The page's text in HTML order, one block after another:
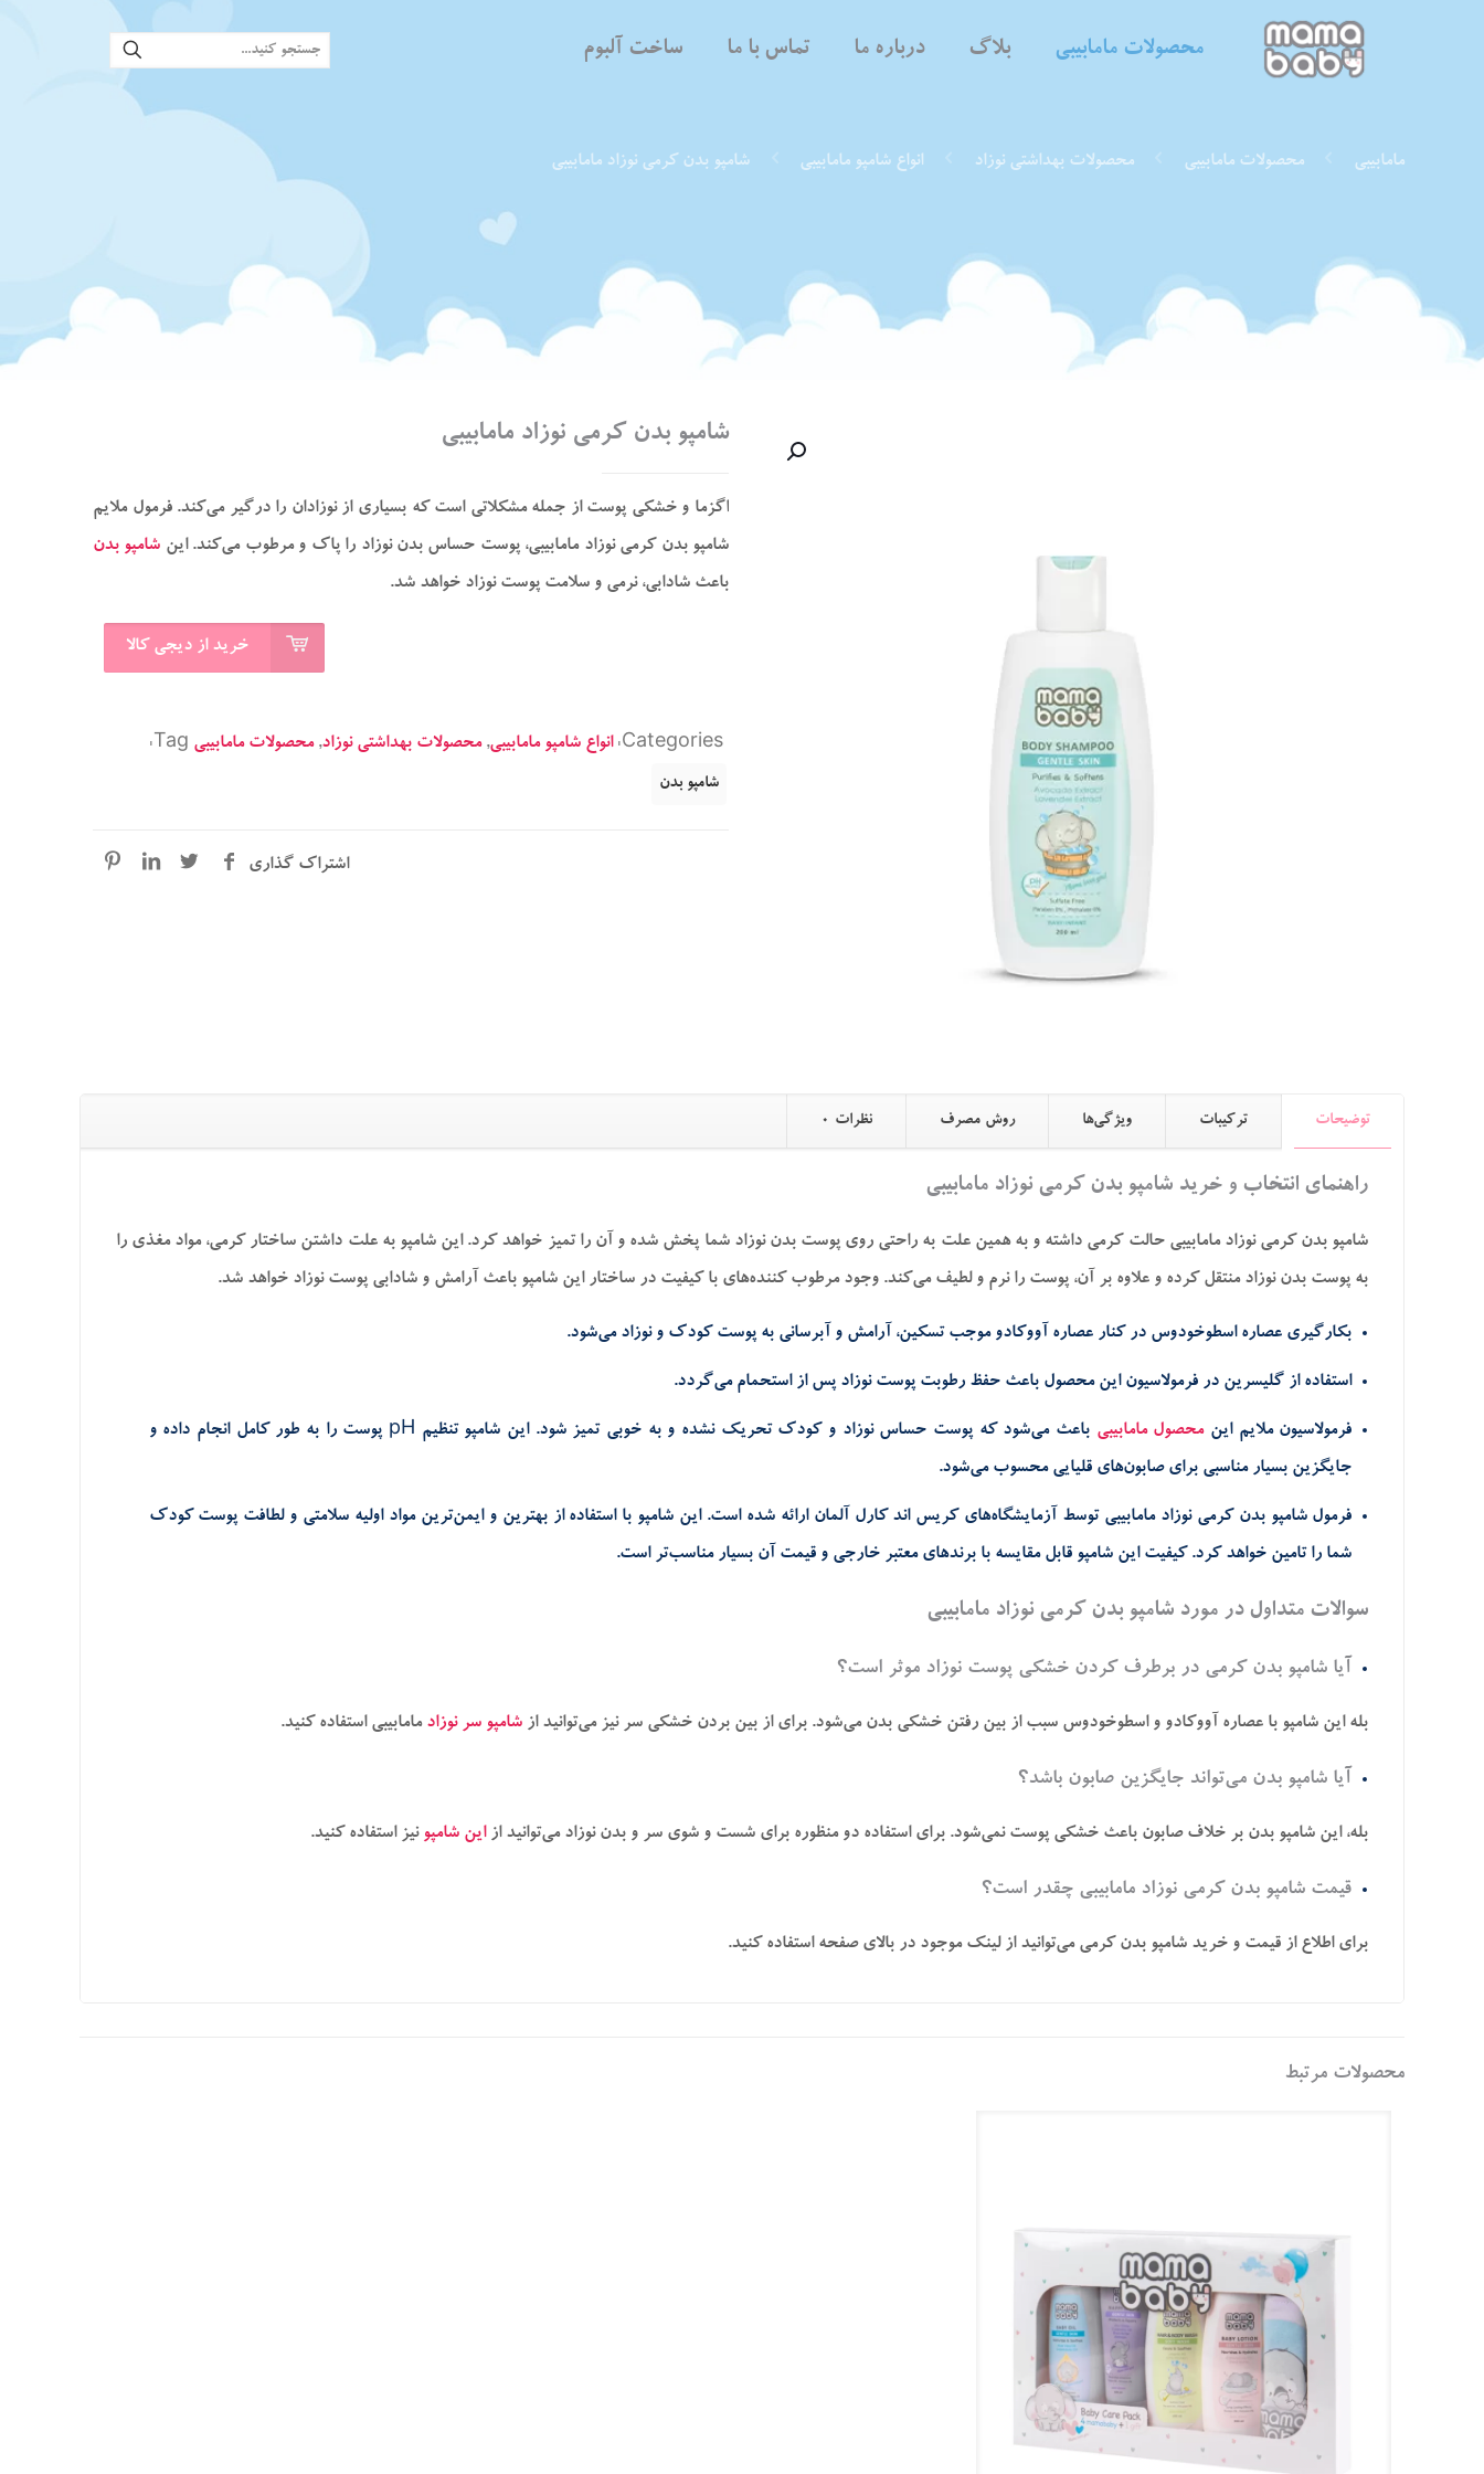
محصولات مامابیبی بلاگ درباره ما تماس با ما ساخت آلبوم
مامابیبی محصولات مامابیبی محصولات بهداشتی نوزاد انواع شامپو مامابیبی شامپو بدن کرمی نوزاد مامابیبی
شامپو بدن کرمی نوزاد مامابیبی
اگزما و خشکی پوست از جمله مشکلاتی است که بسیاری از نوزادان را درگیر می‌کند. فرمول ملایم
شامپو بدن کرمی نوزاد مامابیبی، پوست حساس بدن نوزاد را پاک و مرطوب می‌کند. این شامپو بدن
باعث شادابی، نرمی و سلامت پوست نوزاد خواهد شد.
خرید از دیجی کالا
Categories: انواع شامپو مامابیبی,محصولات بهداشتی نوزاد,محصولات مامابیبی Tag:
شامپو بدن
اشتراک گذاری
توضیحات ترکیبات ویژگی‌ها روش مصرف نظرات 0
راهنمای انتخاب و خرید شامپو بدن کرمی نوزاد مامابیبی
شامپو بدن کرمی نوزاد مامابیبی حالت کرمی داشته و به همین علت به راحتی روی پوست بدن نوزاد شما پخش شده و آن را تمیز خواهد کرد. این شامپو به علت داشتن ساختار کرمی، مواد مغذی را
به پوست بدن نوزاد منتقل کرده و علاوه بر آن، پوست را نرم و لطیف می‌کند. وجود مرطوب کننده‌های با کیفیت در ساختار این شامپو باعث آرامش و شادابی پوست نوزاد خواهد شد.
بکارگیری عصاره اسطوخودوس در کنار عصاره آووکادو موجب تسکین، آرامش و آبرسانی به پوست کودک و نوزاد می‌شود.
استفاده از گلیسرین در فرمولاسیون این محصول باعث حفظ رطوبت پوست نوزاد پس از استحمام می‌گردد.
فرمولاسیون ملایم اینمحصول مامابیبی
باعث می‌شود که پوست حساس نوزاد و کودک تحریک نشده و به خوبی تمیز شود. این شامپو تنظیم pH پوست را به طور کامل انجام داده و
جایگزین بسیار مناسبی برای صابون‌های قلیایی محسوب می‌شود.
فرمول شامپو بدن کرمی نوزاد مامابیبی توسط آزمایشگاه‌های کریس اند کارل آلمان ارائه شده است. این شامپو با استفاده از بهترین و ایمن‌ترین مواد اولیه سلامتی و لطافت پوست کودک
شما را تامین خواهد کرد. کیفیت این شامپو قابل مقایسه با برندهای معتبر خارجی و قیمت آن بسیار مناسب‌تر است.
سوالات متداول در مورد شامپو بدن کرمی نوزاد مامابیبی
آیا شامپو بدن کرمی در برطرف کردن خشکی پوست نوزاد موثر است؟
بله این شامپو با عصاره آووکادو و اسطوخودوس سبب از بین رفتن خشکی بدن می‌شود. برای از بین بردن خشکی سر نیز می‌توانید از شامپو سر نوزاد مامابیبی استفاده کنید.
آیا شامپو بدن می‌تواند جایگزین صابون باشد؟
بله، این شامپو بدن بر خلاف صابون باعث خشکی پوست نمی‌شود. برای استفاده دو منظوره برای شست و شوی سر و بدن نوزاد می‌توانید ازاین شامپو نیز استفاده کنید.
قیمت شامپو بدن کرمی نوزاد مامابیبی چقدر است؟
برای اطلاع از قیمت و خرید شامپو بدن کرمی می‌توانید از لینک موجود در بالای صفحه استفاده کنید.
محصولات مرتبط